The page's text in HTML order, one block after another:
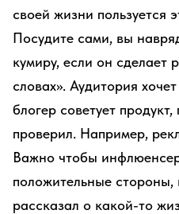
своей жизни пользуется
Посудите сами, вы
кумиру, если он сделает
словах». Аудитория
блогер советует
проверил. Например,
Важно чтобы
положительные стороны,
рассказал о какой-то